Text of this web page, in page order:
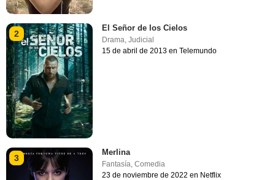
2
El Señor de los Cielos
Drama ,Judicial
15 de abril de 2013 en Telemundo
3
Merlina
Fantasía,Comedia
23 de noviembre de 2022 en Netflix